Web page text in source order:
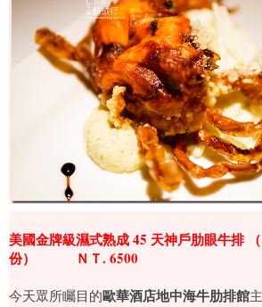
美國金牌級濕式熟成 45 天神戶肋眼牛排
份） ＮＴ. 6500
今天眾所矚目的歐華酒店地中海牛肋排館